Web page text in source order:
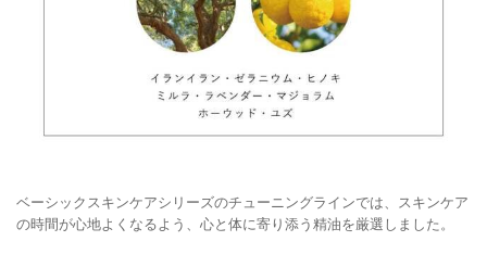
ベーシックスキンケアシリーズのチューニングラインでは、スキンケア
の時間が心地よくなるよう、心と体に寄り添う精油を厳選しました。